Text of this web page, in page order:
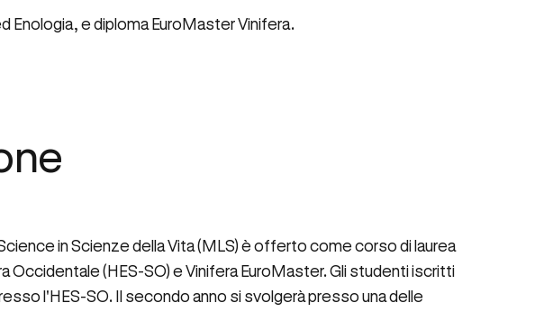
Enologia, e diploma EuroMaster Vinifera.
in Scienze della Vita (MLS) è offerto come corso di laurea
(HES-SO) e Vinifera EuroMaster. Gli studenti iscritti
l'HES-SO. Il secondo anno si svolgerà presso una delle